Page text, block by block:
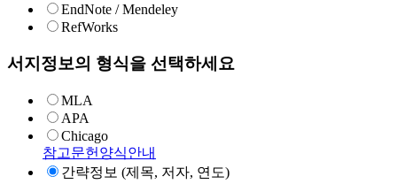
EndNote / Mendeley
RefWorks
서지정보의 형식을 선택하세요
MLA
APA
Chicago
참고문헌양식안내
간략정보 (제목, 저자, 연도)